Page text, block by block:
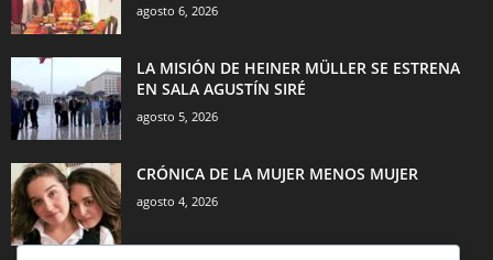
agosto 6, 2026
LA MISIÓN DE HEINER MÜLLER SE ESTRENA
EN SALA AGUSTÍN SIRÉ
agosto 5, 2026
CRÓNICA DE LA MUJER MENOS MUJER
agosto 4, 2026